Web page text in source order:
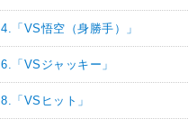
4.「VS悟空（身勝手）」
6.「VSジャッキー」
8.「VSヒット」